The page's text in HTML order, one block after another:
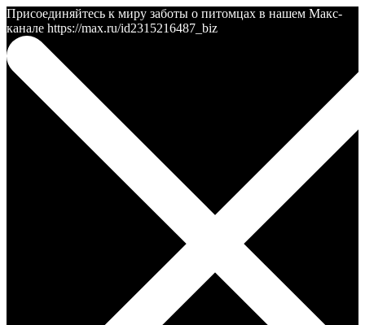
Присоединяйтесь к миру заботы о питомцах в нашем Макс-
канале https://max.ru/id2315216487_biz